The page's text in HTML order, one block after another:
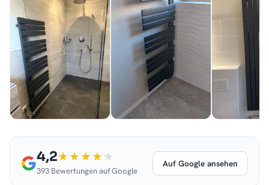
4,2
393 Bewertungen auf Google
Auf Google ansehen